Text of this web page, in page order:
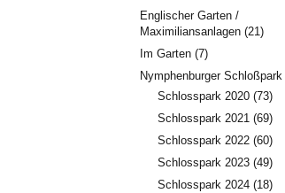
Englischer Garten /
Maximiliansanlagen (21)
Im Garten (7)
Nymphenburger Schloßpark
Schlosspark 2020 (73)
Schlosspark 2021 (69)
Schlosspark 2022 (60)
Schlosspark 2023 (49)
Schlosspark 2024 (18)